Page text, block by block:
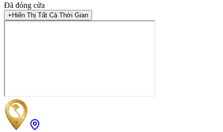
Đã đóng cửa
+ Hiển Thị Tất Cả Thời Gian